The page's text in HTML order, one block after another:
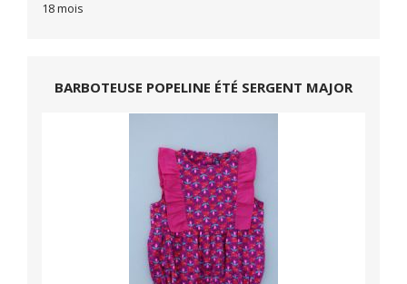
18 mois
BARBOTEUSE POPELINE ÉTÉ SERGENT MAJOR